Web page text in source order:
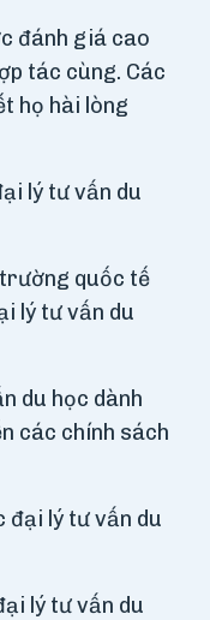
đánh giá cao
tác cùng. Các
họ hài lòng
lý tư vấn du
quốc tế
lý tư vấn du
du học dành
các chính sách
đại lý tư vấn du
lý tư vấn du